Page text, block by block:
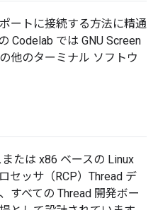
ートに接続する方法に精通
Codelab では GNU Screen
他のターミナル ソフトウ
たは x86 ベースの Linux
セッサ（RCP）Thread デ
すべての Thread 開発ボー